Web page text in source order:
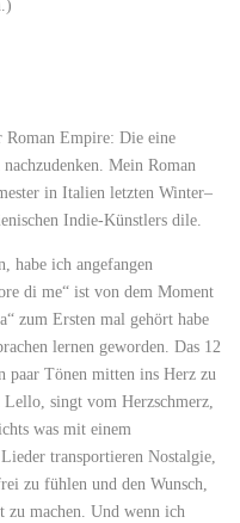
Empire: Die eine
Mein Roman
in Italien letzten Winter–
Indie-Künstlers dile.
habe ich angefangen
di me“ ist von dem Moment
zum Ersten mal gehört habe
lernen geworden. Das 12
paar Tönen mitten ins Herz zu
singt vom Herzschmerz,
was mit einem
transportieren Nostalgie,
zu fühlen und den Wunsch,
zu machen. Und wenn ich